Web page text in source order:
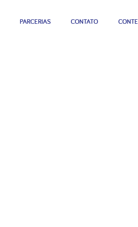
PARCERIAS CONTATO